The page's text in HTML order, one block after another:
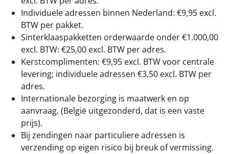
Individuele adressen binnen Nederland: €9,95 excl.
BTW per pakket.
Sinterklaaspakketten orderwaarde onder €1.000,00
excl. BTW: €25,00 excl. BTW per adres.
Kerstcomplimenten: €9,95 excl. BTW voor centrale
levering; individuele adressen €3,50 excl. BTW per
adres.
Internationale bezorging is maatwerk en op
aanvraag. (België uitgezonderd, dat is een vaste
prijs).
Bij zendingen naar particuliere adressen is
verzending op eigen risico bij breuk of vermissing.